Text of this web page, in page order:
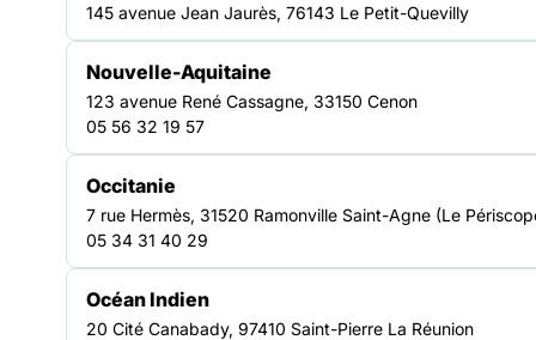
Télécharger le rapport
Télécharger la ressource
145 avenue Jean Jaurès, 76143 Le Petit-Quevilly
Nouvelle-Aquitaine
123 avenue René Cassagne, 33150 Cenon
05 56 32 19 57
Occitanie
7 rue Hermès, 31520 Ramonville Saint-Agne (Le
05 34 31 40 29
Océan Indien
20 Cité Canabady, 97410 Saint-Pierre La Réunion